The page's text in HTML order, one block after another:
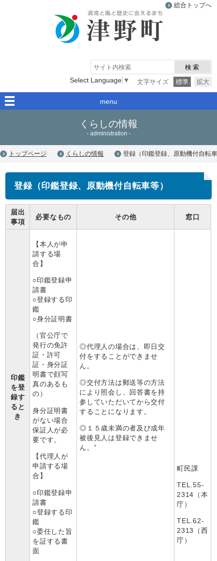
総合トップへ
検索
文字サイズ
標準 拡大
Select Language ▼
menu
くらしの情報
- administration -
トップページ くらしの情報 登録（印鑑登録、原動機付自転
登録（印鑑登録、原動機付自転車等）
届出
事項
必要なもの その他 窓口
印鑑
を登
録す
ると
き
【本人が申
請する場
合】
○印鑑登録申
請書
○登録する印
鑑
○身分証明書
（官公庁で
発行の免許
証・許可
証・身分証
明書で顔写
真のあるも
の）
身分証明書
がない場合
保証人が必
要です。
【代理人が
申請する場
合】
○印鑑登録申
請書
○登録する印
鑑
○委任した旨
を証する書
面
◎代理人の場合は、即日交
付をすることができませ
ん。
◎交付方法は郵送等の方法
により照会し、回答書を持
参していただいてから交付
することになります。
◎１５歳未満の者及び成年
被後見人は登録できませ
ん。”
町民課
TEL.55-
2314（本
庁）
TEL.62-
2313（西
庁）